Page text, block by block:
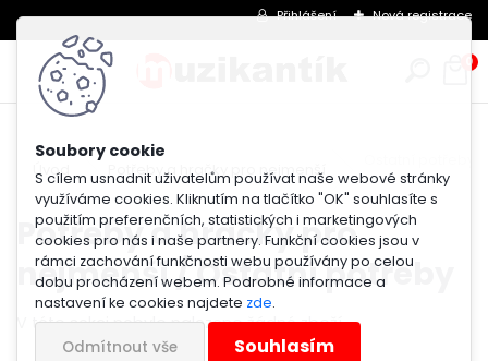
S cílem usnadnit uživatelům používat naše webové stránky
využíváme cookies. Kliknutím na tlačítko "OK" souhlasíte s
použitím preferenčních, statistických i marketingových
cookies pro nás i naše partnery. Funkční cookies jsou v
rámci zachování funkčnosti webu používány po celou
dobu procházení webem. Podrobné informace a
nastavení ke cookies najdete zde.
Odmítnout vše Souhlasím
Přihlášení Nová registrace
0
Úvod Potřeby a hračky pro nejmenší
Potřeby a hračky pro
nejmenší / Ostatní potřeby
V této sekci nebylo nalezeno žádné zboží.